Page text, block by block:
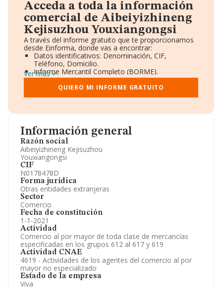
Información general
Razón social
Aibeiyizhineng Kejisuzhou
Youxiangongsi
CIF
N0178478D
Forma jurídica
Otras entidades extranjeras
Sector
Comercio
Fecha de constitución
1-1-2021
Actividad
Comercio al por mayor de toda clase de mercancías
especificadas en los grupos 612 al 617 y 619
Actividad CNAE
4619 - Actividades de los agentes del comercio al por
mayor no especializado
Estado de la empresa
Viva
Acceda a toda la información
comercial de Aibeiyizhineng
Kejisuzhou Youxiangongsi
A través del informe gratuito que te proporcionamos
desde Einforma, donde vas a encontrar:
Datos identificativos: Denominación, CIF,
Teléfono, Domicilio.
Informe Mercantil Completo (BORME).
Gráficos de Evolución Ventas y Empleados.
Consejo de Administración y Administradores.
Directivos y Ejecutivos.
Información oficial y registral complementaria.
Ver más
QUIERO MI INFORME GRATUITO